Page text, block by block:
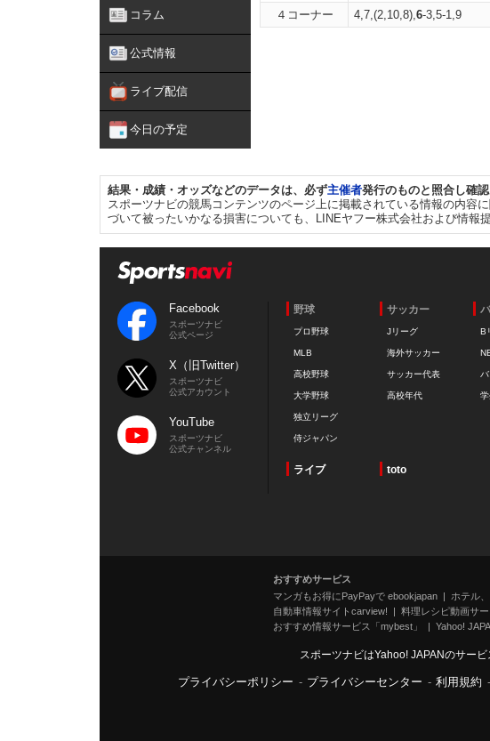
コラム
公式情報
ライブ配信
今日の予定
４コーナー
4,7,(2,10,8),6-3,5-1,9
結果・成績・オッズなどのデータは、必ず主催者発行のものと照合し確認
スポーツナビの競馬コンテンツのページ上に掲載されている情報の内容
づいて被ったいかなる損害についても、LINEヤフー株式会社および情報
Facebook
スポーツナビ
公式ページ
X（旧Twitter）
スポーツナビ
公式アカウント
YouTube
スポーツナビ
公式チャンネル
野球
プロ野球
MLB
高校野球
大学野球
独立リーグ
侍ジャパン
サッカー
Jリーグ
海外サッカー
サッカー代表
高校年代
B
ライブ toto
おすすめサービス
マンガもお得にPayPayで ebookjapan
ホテル
自動車情報サイトcarview!
料理レシピ動画サ
おすすめ情報サービス「mybest」
Yahoo!
スポーツナビはYahoo! JAPANのサー
プライバシーポリシー - プライバシーセンター - 利用規約 -